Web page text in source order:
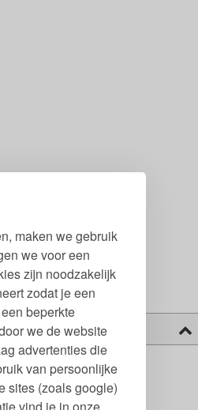
maken we gebruik
we voor een
zijn noodzakelijk
zodat je een
beperkte
we de website
advertenties die
van persoonlijke
sites (zoals google)